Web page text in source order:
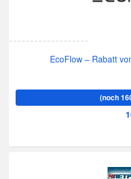
EcoFlow – Rabatt
(noch